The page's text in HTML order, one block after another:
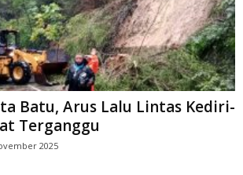
Batu, Arus Lalu Lintas Kediri-
Terganggu
2025